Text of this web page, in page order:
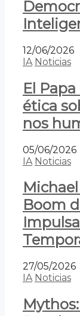
12/06/2026
IA Noticias
El
ética
nos
05/06/2026
IA Noticias
Boom
27/05/2026
IA Noticias